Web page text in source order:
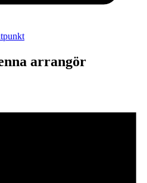
arrangör